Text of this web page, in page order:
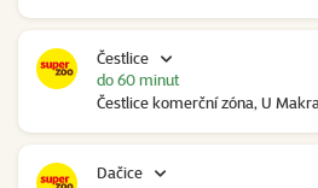
Čestlice
Čestlice komerční zóna, U
do 60 minut
Dačice